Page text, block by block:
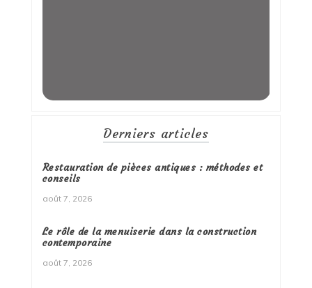
Derniers articles
Restauration de pièces antiques : méthodes et
conseils
août 7, 2026
Le rôle de la menuiserie dans la construction
contemporaine
août 7, 2026